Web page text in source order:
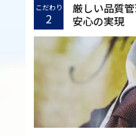
こだわり
2
厳しい品質
安心の実現